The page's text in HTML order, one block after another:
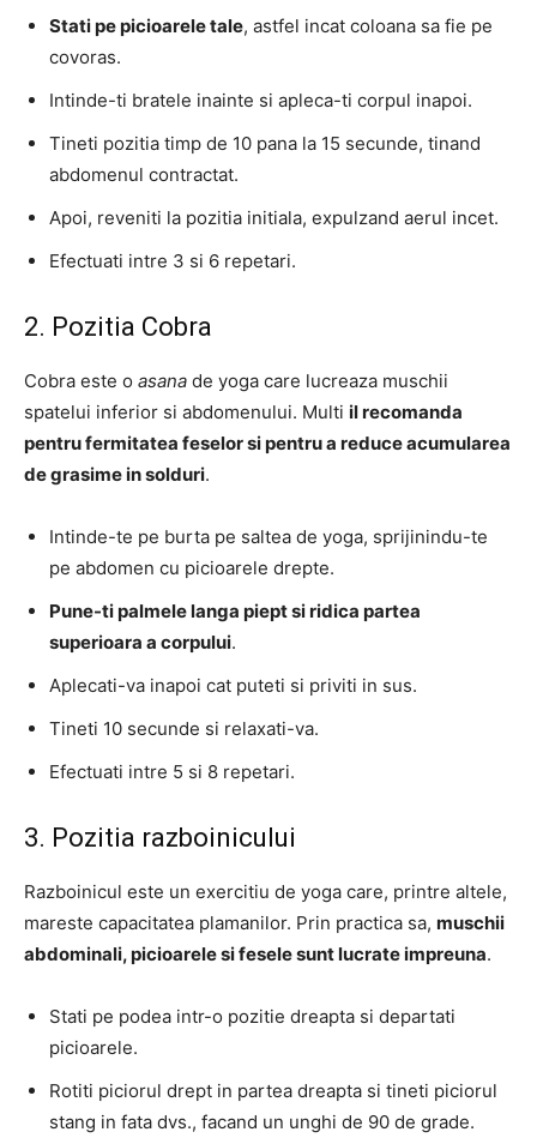
Stati pe picioarele tale, astfel incat coloana sa fie pe
covoras.
Intinde-ti bratele inainte si apleca-ti corpul inapoi.
Tineti pozitia timp de 10 pana la 15 secunde, tinand
abdomenul contractat.
Apoi, reveniti la pozitia initiala, expulzand aerul incet.
Efectuati intre 3 si 6 repetari.
2. Pozitia Cobra
Cobra este o asana de yoga care lucreaza muschii
spatelui inferior si abdomenului. Multi il recomanda
pentru fermitatea feselor si pentru a reduce acumularea
de grasime in solduri.
Intinde-te pe burta pe saltea de yoga, sprijinindu-te
pe abdomen cu picioarele drepte.
Pune-ti palmele langa piept si ridica partea
superioara a corpului.
Aplecati-va inapoi cat puteti si priviti in sus.
Tineti 10 secunde si relaxati-va.
Efectuati intre 5 si 8 repetari.
3. Pozitia razboinicului
Razboinicul este un exercitiu de yoga care, printre altele,
mareste capacitatea plamanilor. Prin practica sa, muschii
abdominali, picioarele si fesele sunt lucrate impreuna.
Stati pe podea intr-o pozitie dreapta si departati
picioarele.
Rotiti piciorul drept in partea dreapta si tineti piciorul
stang in fata dvs., facand un unghi de 90 de grade.